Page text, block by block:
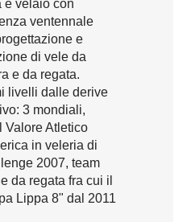
e velaio con
ventennale
e
di vele da
e da regata.
livelli dalle derive
3 mondiali,
Valore Atletico
in veleria di
2007, team
da regata fra cui il
Lippa 8" dal 2011